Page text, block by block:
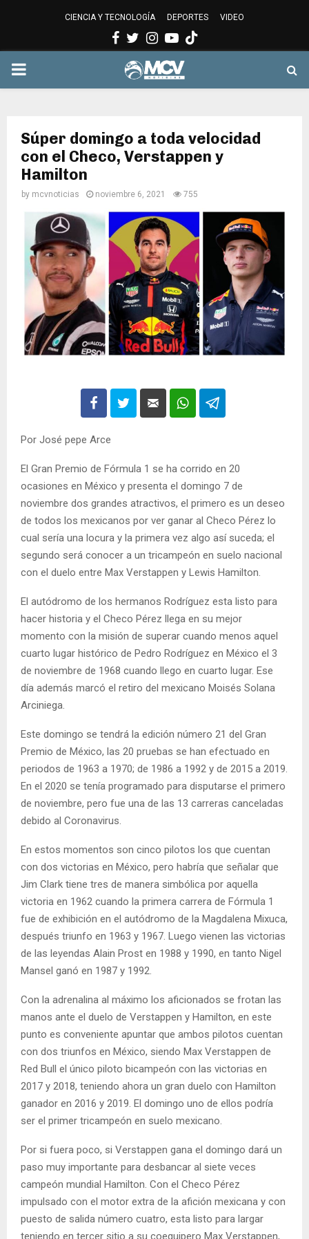
CIENCIA Y TECNOLOGÍA DEPORTES VIDEO
Facebook
Twitter
Instagram
Youtube
PRIMARY
Súper domingo a toda velocidad
con el Checo, Verstappen y
Hamilton
by mcvnoticias noviembre 6, 2021 755
Por José pepe Arce
El Gran Premio de Fórmula 1 se ha corrido en 20
ocasiones en México y presenta el domingo 7 de
noviembre dos grandes atractivos, el primero es un deseo
de todos los mexicanos por ver ganar al Checo Pérez lo
cual sería una locura y la primera vez algo así suceda; el
segundo será conocer a un tricampeón en suelo nacional
con el duelo entre Max Verstappen y Lewis Hamilton.
El autódromo de los hermanos Rodríguez esta listo para
hacer historia y el Checo Pérez llega en su mejor
momento con la misión de superar cuando menos aquel
cuarto lugar histórico de Pedro Rodríguez en México el 3
de noviembre de 1968 cuando llego en cuarto lugar. Ese
día además marcó el retiro del mexicano Moisés Solana
Arciniega.
Este domingo se tendrá la edición número 21 del Gran
Premio de México, las 20 pruebas se han efectuado en
periodos de 1963 a 1970; de 1986 a 1992 y de 2015 a 2019.
En el 2020 se tenía programado para disputarse el primero
de noviembre, pero fue una de las 13 carreras canceladas
debido al Coronavirus.
En estos momentos son cinco pilotos los que cuentan
con dos victorias en México, pero habría que señalar que
Jim Clark tiene tres de manera simbólica por aquella
victoria en 1962 cuando la primera carrera de Fórmula 1
fue de exhibición en el autódromo de la Magdalena Mixuca,
después triunfo en 1963 y 1967. Luego vienen las victorias
de las leyendas Alain Prost en 1988 y 1990, en tanto Nigel
Mansel ganó en 1987 y 1992.
Con la adrenalina al máximo los aficionados se frotan las
manos ante el duelo de Verstappen y Hamilton, en este
punto es conveniente apuntar que ambos pilotos cuentan
con dos triunfos en México, siendo Max Verstappen de
Red Bull el único piloto bicampeón con las victorias en
2017 y 2018, teniendo ahora un gran duelo con Hamilton
ganador en 2016 y 2019. El domingo uno de ellos podría
ser el primer tricampeón en suelo mexicano.
Por si fuera poco, si Verstappen gana el domingo dará un
paso muy importante para desbancar al siete veces
campeón mundial Hamilton. Con el Checo Pérez
impulsado con el motor extra de la afición mexicana y con
puesto de salida número cuatro, esta listo para largar
teniendo en tercer sitio a su coequipero Max Verstappen,